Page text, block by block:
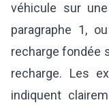
véhicule sur
paragraphe 1,
recharge fondée
recharge. Les
indiquent